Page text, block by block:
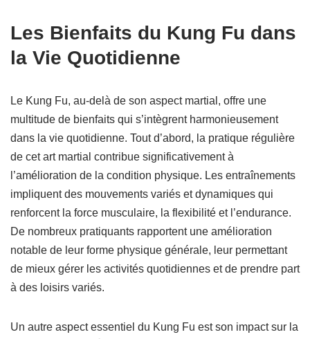
Les Bienfaits du Kung Fu dans
la Vie Quotidienne
Le Kung Fu, au-delà de son aspect martial, offre une
multitude de bienfaits qui s’intègrent harmonieusement
dans la vie quotidienne. Tout d’abord, la pratique régulière
de cet art martial contribue significativement à
l’amélioration de la condition physique. Les entraînements
impliquent des mouvements variés et dynamiques qui
renforcent la force musculaire, la flexibilité et l’endurance.
De nombreux pratiquants rapportent une amélioration
notable de leur forme physique générale, leur permettant
de mieux gérer les activités quotidiennes et de prendre part
à des loisirs variés.
Un autre aspect essentiel du Kung Fu est son impact sur la